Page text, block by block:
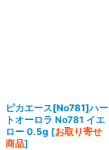
ピカエース[No781]ハー
トオーロラ No781 イエ
ロー 0.5g [お取り寄せ
商品]